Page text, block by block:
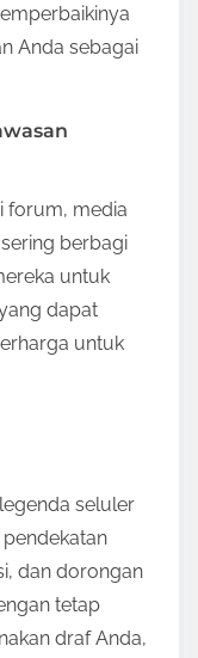
Anda sebagai
forum, media
berbagi
untuk
dapat
untuk
seluler
dan dorongan
tetap
draf Anda,